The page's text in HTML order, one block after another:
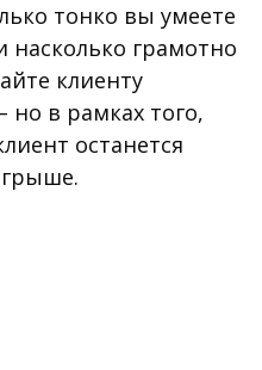
тонко вы умеете
насколько грамотно
клиенту
но в рамках того,
останется